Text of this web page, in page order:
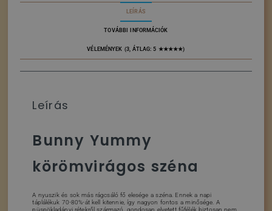
LEÍRÁS
TOVÁBBI INFORMÁCIÓK
VÉLEMÉNYEK (3, ÁTLAG: 5 ★★★★★)
Leírás
Bunny Yummy
körömvirágos széna
A nyuszik és sok más rágcsáló fő elesége a széna. Ennek a napi
táplálékuk 70-80%-át kell kitennie, így nagyon fontos a minősége. A